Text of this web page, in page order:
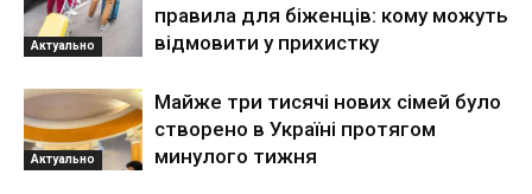
Актуально
правила для біженців: кому можуть
відмовити у прихистку
Актуально
Майже три тисячі нових сімей було
створено в Україні протягом
минулого тижня